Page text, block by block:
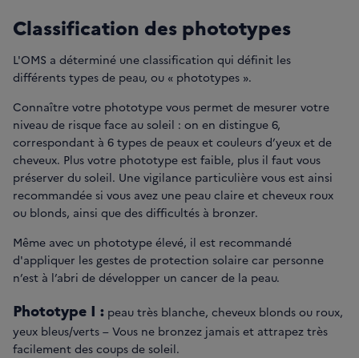
Classification des phototypes
L'OMS a déterminé une classification qui définit les
différents types de peau, ou « phototypes ».
Connaître votre phototype vous permet de mesurer votre
niveau de risque face au soleil : on en distingue 6,
correspondant à 6 types de peaux et couleurs d’yeux et de
cheveux. Plus votre phototype est faible, plus il faut vous
préserver du soleil. Une vigilance particulière vous est ainsi
recommandée si vous avez une peau claire et cheveux roux
ou blonds, ainsi que des difficultés à bronzer.
Même avec un phototype élevé, il est recommandé
d'appliquer les gestes de protection solaire car personne
n’est à l’abri de développer un cancer de la peau.
Phototype I : peau très blanche, cheveux blonds ou roux,
yeux bleus/verts – Vous ne bronzez jamais et attrapez très
facilement des coups de soleil.